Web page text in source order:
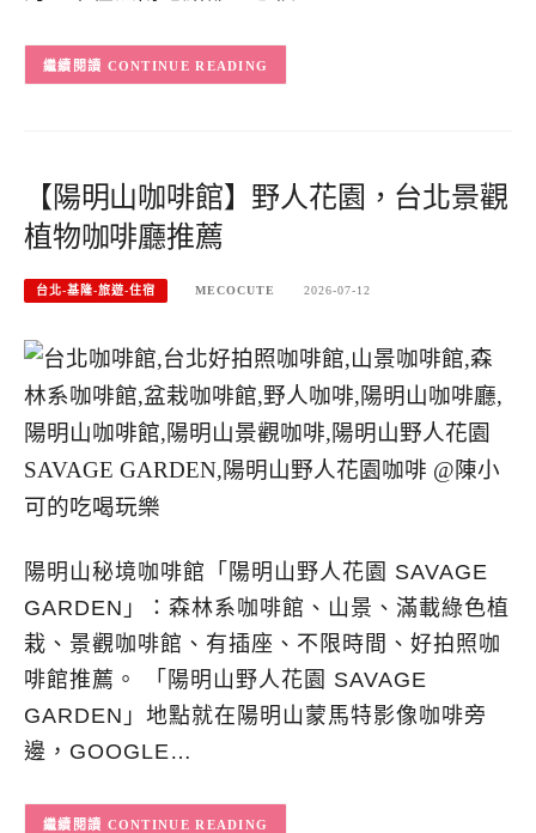
CONTINUE READING
【陽明山咖啡館】野人花園，台北景觀
植物咖啡廳推薦
台北-基隆-旅遊-住宿 MECOCUTE 2026-07-12
陽明山秘境咖啡館「陽明山野人花園 SAVAGE
GARDEN」：森林系咖啡館、山景、滿載綠色植
栽、景觀咖啡館、有插座、不限時間、好拍照咖
啡館推薦。 「陽明山野人花園 SAVAGE
GARDEN」地點就在陽明山蒙馬特影像咖啡旁
邊，GOOGLE…
CONTINUE READING